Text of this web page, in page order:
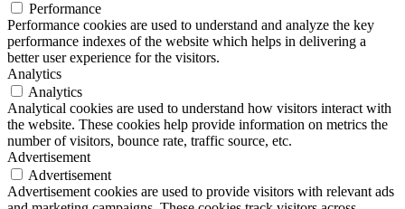
Performance
Performance cookies are used to understand and analyze the key
performance indexes of the website which helps in delivering a
better user experience for the visitors.
Analytics
Analytics
Analytical cookies are used to understand how visitors interact with
the website. These cookies help provide information on metrics the
number of visitors, bounce rate, traffic source, etc.
Advertisement
Advertisement
Advertisement cookies are used to provide visitors with relevant ads